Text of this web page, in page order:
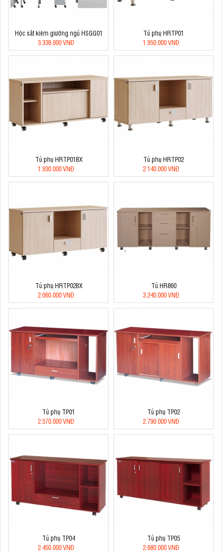
Hộc sắt kiêm giường ngủ HSGG01
3.338.000 VNĐ
Tủ phụ HRTP01
1.950.000 VNĐ
Tủ phụ HRTP01BX
1.930.000 VNĐ
Tủ phụ HRTP02
2.140.000 VNĐ
Tủ phụ HRTP02BX
2.060.000 VNĐ
Tủ HR860
3.240.000 VNĐ
Tủ phụ TP01
2.570.000 VNĐ
Tủ phụ TP02
2.790.000 VNĐ
Tủ phụ TP04
2.450.000 VNĐ
Tủ phụ TP05
2.680.000 VNĐ